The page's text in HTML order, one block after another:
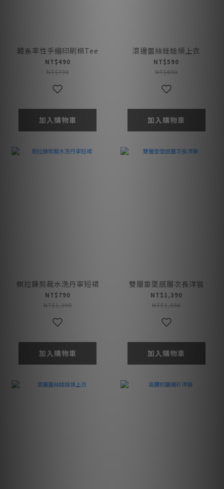
韓系率性手繪印刷棉Tee
NT$490
NT$790
加入購物車
滾邊蕾絲娃娃領上衣
NT$590
NT$890
加入購物車
側拉鍊剪裁水洗丹寧短裙
NT$790
NT$1,090
加入購物車
雙層垂墜感層次長洋裝
NT$1,390
NT$1,690
加入購物車